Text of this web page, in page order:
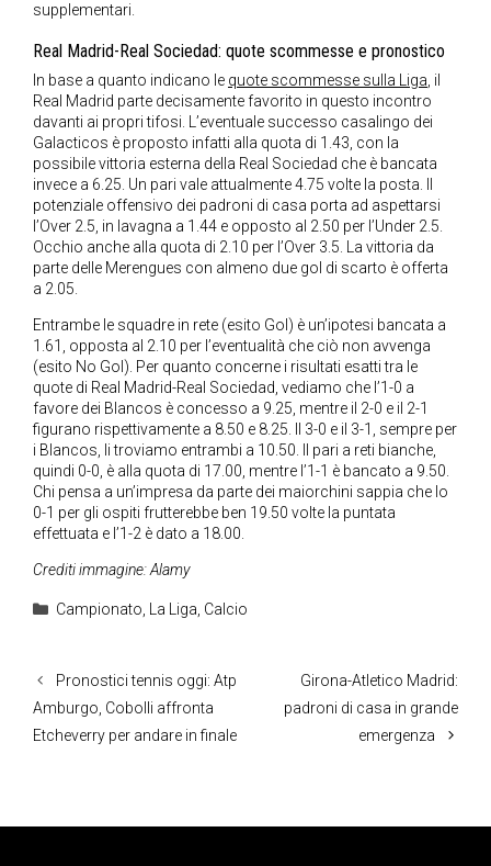
supplementari.
Real Madrid-Real Sociedad: quote scommesse e pronostico
In base a quanto indicano le quote scommesse sulla Liga, il
Real Madrid parte decisamente favorito in questo incontro
davanti ai propri tifosi. L’eventuale successo casalingo dei
Galacticos è proposto infatti alla quota di 1.43, con la
possibile vittoria esterna della Real Sociedad che è bancata
invece a 6.25. Un pari vale attualmente 4.75 volte la posta. Il
potenziale offensivo dei padroni di casa porta ad aspettarsi
l’Over 2.5, in lavagna a 1.44 e opposto al 2.50 per l’Under 2.5.
Occhio anche alla quota di 2.10 per l’Over 3.5. La vittoria da
parte delle Merengues con almeno due gol di scarto è offerta
a 2.05.
Entrambe le squadre in rete (esito Gol) è un’ipotesi bancata a
1.61, opposta al 2.10 per l’eventualità che ciò non avvenga
(esito No Gol). Per quanto concerne i risultati esatti tra le
quote di Real Madrid-Real Sociedad, vediamo che l’1-0 a
favore dei Blancos è concesso a 9.25, mentre il 2-0 e il 2-1
figurano rispettivamente a 8.50 e 8.25. Il 3-0 e il 3-1, sempre per
i Blancos, li troviamo entrambi a 10.50. Il pari a reti bianche,
quindi 0-0, è alla quota di 17.00, mentre l’1-1 è bancato a 9.50.
Chi pensa a un’impresa da parte dei maiorchini sappia che lo
0-1 per gli ospiti frutterebbe ben 19.50 volte la puntata
effettuata e l’1-2 è dato a 18.00.
Crediti immagine: Alamy
Categorie
Campionato, La Liga, Calcio
Pronostici tennis oggi: Atp
Amburgo, Cobolli affronta
Etcheverry per andare in finale
Girona-Atletico Madrid:
padroni di casa in grande
emergenza